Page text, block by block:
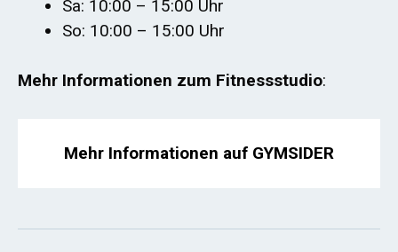
Sa: 10:00 – 15:00 Uhr
So: 10:00 – 15:00 Uhr
Mehr Informationen zum Fitnessstudio:
Mehr Informationen auf GYMSIDER